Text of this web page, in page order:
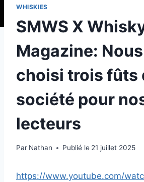
WHISKIES
SMWS X
Magazine:
choisi trois fûts
société pour
lecteurs
Par Nathan Publié le 21 juillet 2025
https://www.youtube.com/